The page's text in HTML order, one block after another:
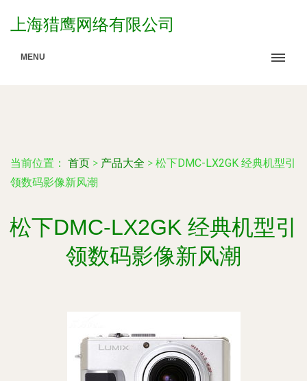
上海猎鹰网络有限公司
MENU
当前位置： 首页 > 产品大全 > 松下DMC-LX2GK 经典机型引
领数码影像新风潮
松下DMC-LX2GK 经典机型引
领数码影像新风潮